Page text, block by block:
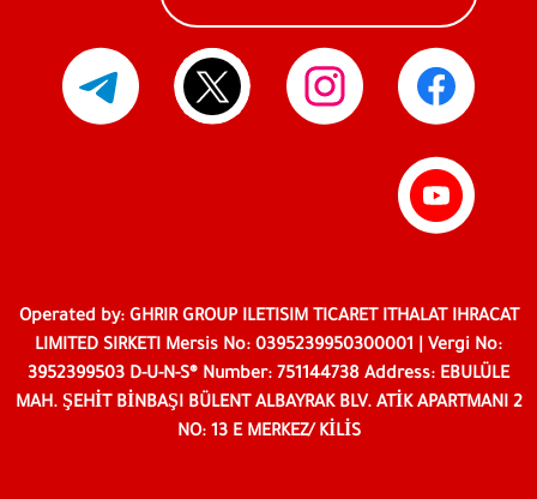
Operated by: GHRIR GROUP ILETISIM TICARET ITHALAT IHRACAT
LIMITED SIRKETI Mersis No: 0395239950300001 | Vergi No:
3952399503 D-U-N-S® Number: 751144738 Address: EBULÜLE
MAH. ŞEHİT BİNBAŞI BÜLENT ALBAYRAK BLV. ATİK APARTMANI 2
NO: 13 E MERKEZ/ KİLİS